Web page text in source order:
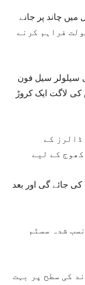
میں چاند پر جانے
کی سہولت فراہم کرنے
مقصد کے لیے نوکیا کمپنی کو 4 جی سیلولر سیل فون
لاگت ایک کروڑ
کی جانب سے 37 کروڑ ڈالرز کے
کے لیے
کی تنصیب کی جائے گی اور بعد
کے مطابق یہ خلا میں پہلا 4 جی نسب شدہ سسٹم
کی سطح پر بہت